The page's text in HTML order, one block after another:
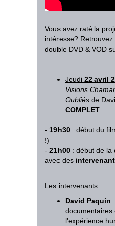
Vous avez raté la
intéresse? Retrouvez
double DVD & VOD
Jeudi 22 avril
Visions
Oubliés de
COMPLET
- 19h30 : début du
!)
- 21h00 : début de la
avec des
Les intervenants :
David Paquin
documentaires
l'expérience